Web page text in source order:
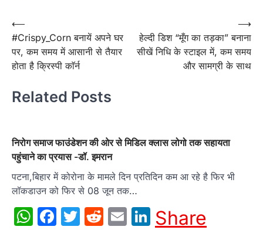
Post
navigation
⟵
#Crispy_Corn बनायें अपने घर
पर, कम समय में आसानी से तैयार
होता है क्रिस्पी काॅर्न
हेल्दी डिश “मूँग का तड़का” बनाना
सीखें निधि के स्टाइल में, कम समय
और सामग्री के साथ
⟶
Related Posts
निरोग समाज फाउंडेशन की ओर से मिडिल क्लास लोगो तक सहायता
पहुंचाने का प्रयास -डॉ. इमरान
पटना,बिहार में कोरोना के मामले दिन प्रतिदिन कम आ रहे है फिर भी
लॉकडाउन को फिर से 08 जून तक…
WhatsApp
Facebook
Twitter
Reddit
EmailLinkedIn
Share